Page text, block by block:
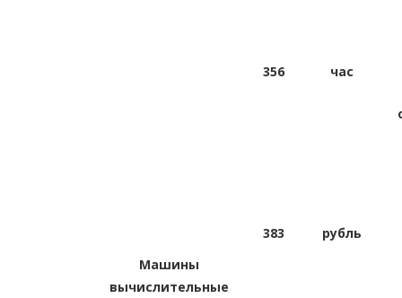
356 час
383 рубль
Машины
вычислительные